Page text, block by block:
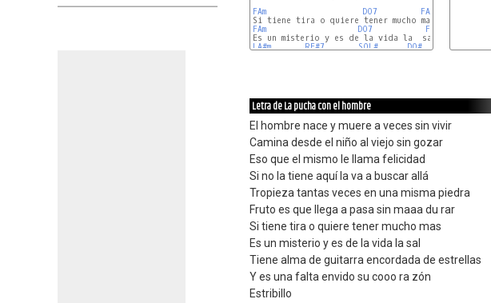
FAm
DO7
FAm
FAm
DO7
FAm
LA#m
RE#7 SOL#
DO#
Letra de La pucha con el hombre
El hombre nace y muere a veces sin vivir
Camina desde el niño al viejo sin gozar
Eso que el mismo le llama felicidad
Si no la tiene aquí la va a buscar allá
Tropieza tantas veces en una misma piedra
Fruto es que llega a pasa sin maaa du rar
Si tiene tira o quiere tener mucho mas
Es un misterio y es de la vida la sal
Tiene alma de guitarra encordada de estrellas
Y es una falta envido su cooo ra zón
Estribillo